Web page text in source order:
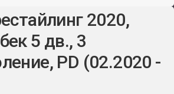
2020,
5 дв., 3
PD (02.2020 -